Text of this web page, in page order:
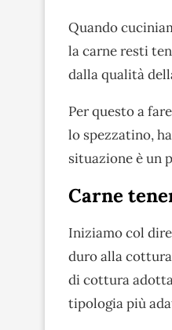
Quando
la carne resti
dalla qualità
Per questo a
lo spezzatino,
situazione è un
Carne
Iniziamo col
duro alla
di cottura
tipologia più